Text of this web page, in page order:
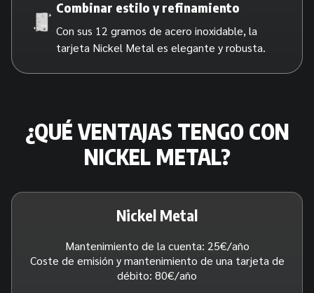
Combinar estilo y refinamiento
Con sus 12 gramos de acero inoxidable, la
tarjeta Nickel Metal es elegante y robusta.
¿QUÉ VENTAJAS TENGO CON
NICKEL METAL?
Nickel Metal
Mantenimiento de la cuenta: 25€/año
Coste de emisión y mantenimiento de una tarjeta de
débito: 80€/año